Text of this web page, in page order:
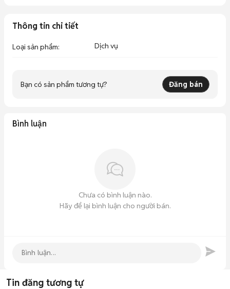
Thông tin chi tiết
Loại sản phẩm: Dịch vụ
Bạn có sản phẩm tương tự? Đăng bán
Bình luận
Chưa có bình luận nào.
Hãy để lại bình luận cho người bán.
Tin đăng tương tự